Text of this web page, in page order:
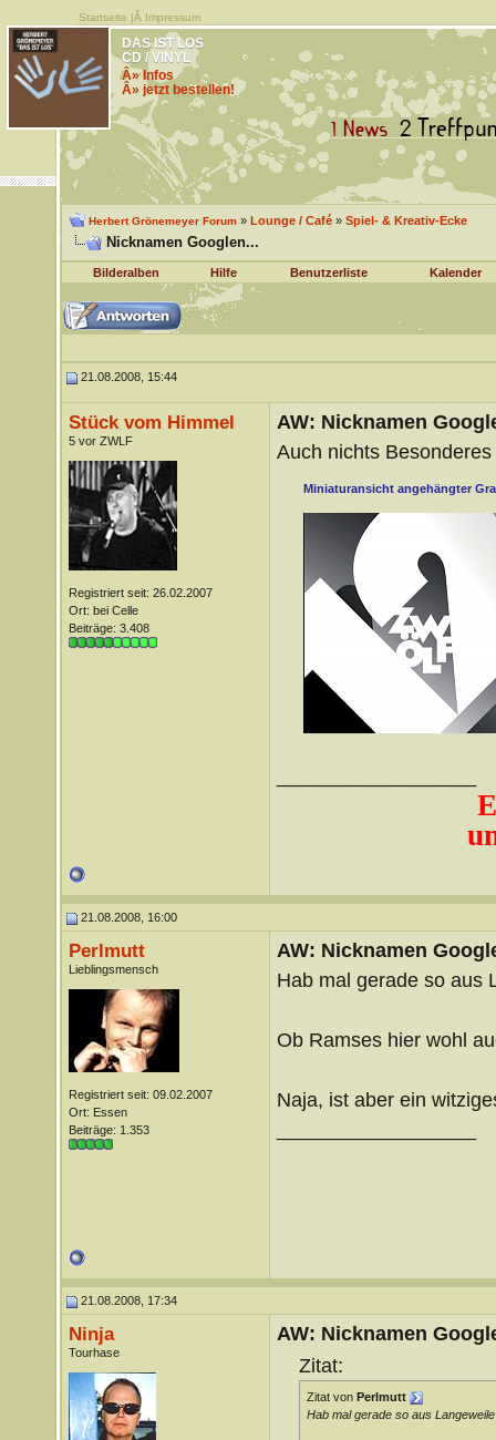
Startseite |Â Impressum
DAS IST LOS
CD / VINYL
Â» Infos
Â» jetzt bestellen!
Herbert Grönemeyer Forum» Lounge / Café» Spiel- & Kreativ-Ecke
Nicknamen Googlen...
Bilderalben Hilfe Benutzerliste Kalender
21.08.2008, 15:44
Stück vom Himmel
5 vor ZWLF
Registriert seit: 26.02.2007
Ort: bei Celle
Beiträge: 3.408
AW: Nicknamen
Auch nichts Besonderes
Miniaturansicht angehängter
21.08.2008, 16:00
Perlmutt
Lieblingsmensch
Registriert seit: 09.02.2007
Ort: Essen
Beiträge: 1.353
AW: Nicknamen
Hab mal gerade so aus
Ob Ramses hier wohl
Naja, ist aber ein
21.08.2008, 17:34
Ninja
Tourhase
AW: Nicknamen
Zitat:
Zitat von Perlmutt
Hab mal gerade so aus